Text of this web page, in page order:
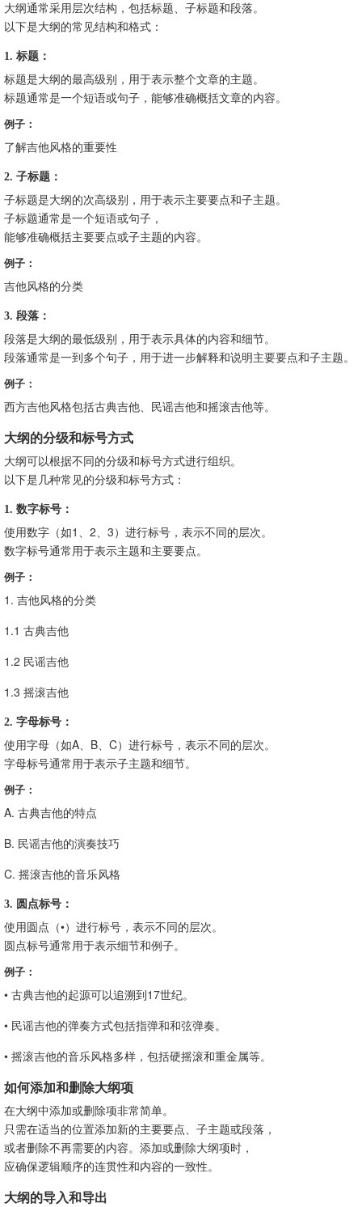
大纲通常采用层次结构，包括标题、子标题和段落。
以下是大纲的常见结构和格式：
1. 标题：
标题是大纲的最高级别，用于表示整个文章的主题。
标题通常是一个短语或句子，能够准确概括文章的内容。
例子：
了解吉他风格的重要性
2. 子标题：
子标题是大纲的次高级别，用于表示主要要点和子主题。
子标题通常是一个短语或句子，
能够准确概括主要要点或子主题的内容。
例子：
吉他风格的分类
3. 段落：
段落是大纲的最低级别，用于表示具体的内容和细节。
段落通常是一到多个句子，用于进一步解释和说明主要要点和子主题。
例子：
西方吉他风格包括古典吉他、民谣吉他和摇滚吉他等。
大纲的分级和标号方式
大纲可以根据不同的分级和标号方式进行组织。
以下是几种常见的分级和标号方式：
1. 数字标号：
使用数字（如1、2、3）进行标号，表示不同的层次。
数字标号通常用于表示主题和主要要点。
例子：
1. 吉他风格的分类
1.1 古典吉他
1.2 民谣吉他
1.3 摇滚吉他
2. 字母标号：
使用字母（如A、B、C）进行标号，表示不同的层次。
字母标号通常用于表示子主题和细节。
例子：
A. 古典吉他的特点
B. 民谣吉他的演奏技巧
C. 摇滚吉他的音乐风格
3. 圆点标号：
使用圆点（•）进行标号，表示不同的层次。
圆点标号通常用于表示细节和例子。
例子：
• 古典吉他的起源可以追溯到17世纪。
• 民谣吉他的弹奏方式包括指弹和和弦弹奏。
• 摇滚吉他的音乐风格多样，包括硬摇滚和重金属等。
如何添加和删除大纲项
在大纲中添加或删除项非常简单。
只需在适当的位置添加新的主要要点、子主题或段落，
或者删除不再需要的内容。添加或删除大纲项时，
应确保逻辑顺序的连贯性和内容的一致性。
大纲的导入和导出